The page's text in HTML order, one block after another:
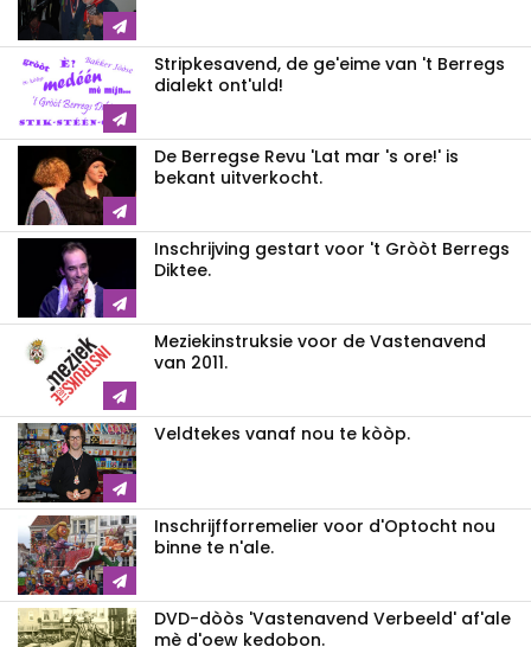
Stripkesavend, de ge'eime van 't Berregs
dialekt ont'uld!
De Berregse Revu 'Lat mar 's ore!' is
bekant uitverkocht.
Inschrijving gestart voor 't Gròòt Berregs
Diktee.
Meziekinstruksie voor de Vastenavend
van 2011.
Veldtekes vanaf nou te kòòp.
Inschrijfforremelier voor d'Optocht nou
binne te n'ale.
DVD-dòòs 'Vastenavend Verbeeld' af'ale
mè d'oew kedobon.